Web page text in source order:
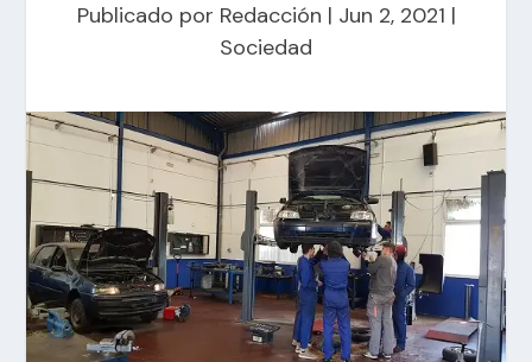
Publicado por Redacción | Jun 2, 2021 |
Sociedad